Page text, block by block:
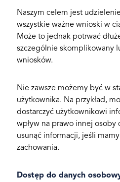
Naszym celem jest
wszystkie ważne wnioski w
Może to jednak potrwać
szczególnie skomplikowany
wniosków.
Nie zawsze możemy być w
użytkownika. Na przykład,
dostarczyć użytkownikowi
wpływ na prawo innej osoby
usunąć informacji, jeśli
zachowania.
Dostęp do danych